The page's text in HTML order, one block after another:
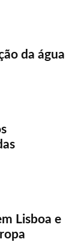
da água
Lisboa e